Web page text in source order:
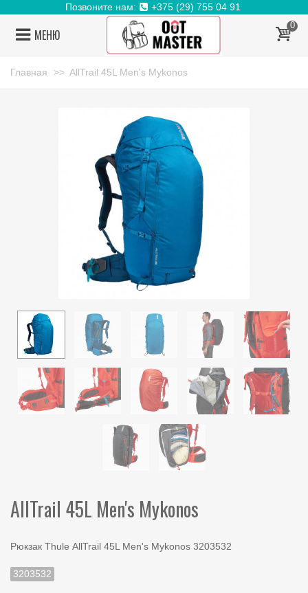
Позвоните нам: +375 (29) 755 04 91
МЕНЮ
0
Главная >> AllTrail 45L Men's Mykonos
AllTrail 45L Men's Mykonos
Рюкзак Thule AllTrail 45L Men's Mykonos 3203532
3203532